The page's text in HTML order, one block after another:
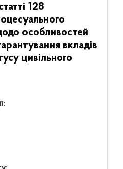
128
особливостей
вкладів
цивільного